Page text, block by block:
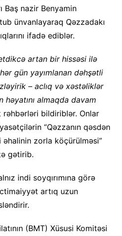
Baş nazir Benyamin
ünvanlayaraq Qəzzadakı
ifadə ediblər.
artan bir hissəsi ilə
gün yayımlanan dəhşətli
– aclıq və xəstəliklər
həyatını almaqda davam
bildiriblər. Onlar
“Qəzzanın qəsdən
zorla köçürülməsi”
gətirib.
indi soyqırımına görə
artıq uzun
(BMT) Xüsusi Komitəsi